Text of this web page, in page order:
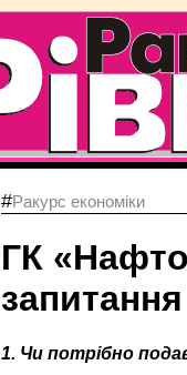
#Ракурс економiки
ГК
1. Чи потрібно